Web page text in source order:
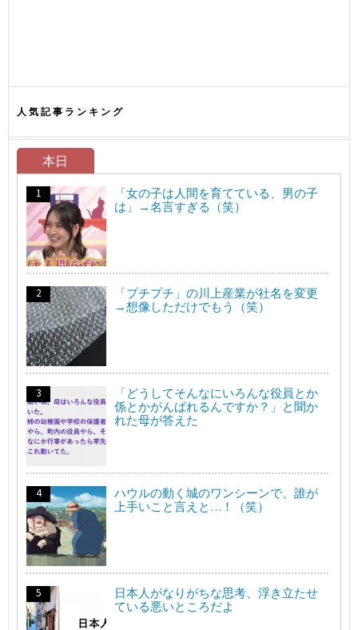
人気記事ランキング
本日
「女の子は人間を育てている、男の子
は」→名言すぎる（笑）
「プチプチ」の川上産業が社名を変更
→想像しただけでもう（笑）
「どうしてそんなにいろんな役員とか
係とかがんばれるんですか？」と聞か
れた母が答えた
ハウルの動く城のワンシーンで、誰が
上手いこと言えと…！（笑）
日本人がなりがちな思考、浮き立たせ
ている悪いところだよ